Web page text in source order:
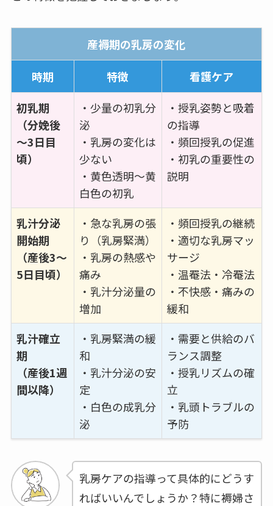
産褥期の乳房の変化
時期 特徴
看護ケア
初乳期
（分娩後
～3日目
頃）
・少量の初乳分
泌
・乳房の変化は
少ない
・黄色透明～黄
白色の初乳
・授乳姿勢と吸着
の指導
・頻回授乳の促進
・初乳の重要性の
説明
乳汁分泌
開始期
（産後3～
5日目頃）
・急な乳房の張
り（乳房緊満）
・乳房の熱感や
痛み
・乳汁分泌量の
増加
・頻回授乳の継続
・適切な乳房マッ
サージ
・温罨法・冷罨法
・不快感・痛みの
緩和
乳汁確立
期
（産後1週
間以降）
・乳房緊満の緩
和
・乳汁分泌の安
定
・白色の成乳分
泌
・需要と供給のバ
ランス調整
・授乳リズムの確
立
・乳頭トラブルの
予防
乳房ケアの指導って具体的にどうす
ればいいんでしょうか？特に褥婦さ